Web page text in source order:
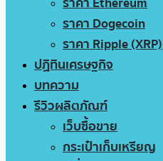
ราคา Dogecoin
ราคา Ripple (XRP)
ปฏิทินเศรษฐกิจ
บทความ
รีวิวผลิตภัณฑ์
เว็บซื้อขาย
กระเป๋าเก็บเหรียญ